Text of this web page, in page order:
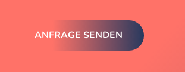
ANFRAGE SENDEN